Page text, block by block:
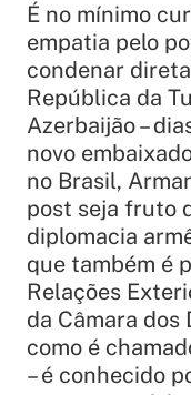
É no mínimo
empatia pelo
condenar
República da
Azerbaijão –
novo
no Brasil,
post seja fruto
diplomacia
que também é
Relações
da Câmara dos
como é
– é conhecido